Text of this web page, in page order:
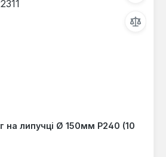
на липучці Ø 150мм P240 (10